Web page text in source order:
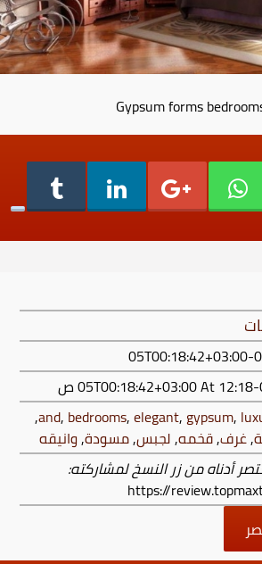
Gypsum forms
At 12:18 ص
and, bedrooms,elegant,gypsum,
,
,غرف,قخمه,لجبس,مسودة,وانيقه
أدناه من زر النسخ لمشاركته:
https://